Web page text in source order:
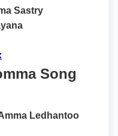
Sastry
Song
Ledhantoo